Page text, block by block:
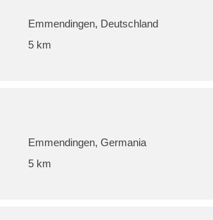
Emmendingen, Deutschland
5 km
Emmendingen, Germania
5 km